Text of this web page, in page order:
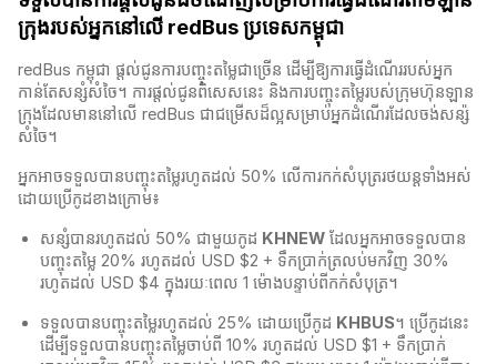
ក្រុងរបស់អ្នកនៅលើ redBus ប្រទេសកម្ពុជា
redBus កម្ពុជា​ ផ្តល់ជូនការបញ្ចុះតម្លៃជាច្រើន ដើម្បីឱ្យការធ្វើដំណើររបស់អ្នក
កាន់តែសន្សំសំចៃ។ ការផ្តល់ជូនពិសេសនេះ និងការបញ្ចុះតម្លៃរបស់ក្រុមហ៊ុនឡាន
ក្រុងដែលមាននៅលើ redBus​ ជាជម្រើសដ៏ល្អសម្រាប់អ្នកដំណើរដែលចង់សន្ស៉
សំចៃ។
អ្នកអាចទទួលបានបញ្ចុះតម្លៃរហូតដល់ 50% លើការកក់សំបុត្ររថយន្តទាំងអស់
ដោយប្រើកូដខាងក្រោម៖
សន្សំបានរហូតដល់ 50% ជាមួយកូដ KHNEW ដែលអ្នកអាចទទួលបាន
បញ្ចុះតម្លៃ 20% រហូតដល់ USD $2 + ទឹកប្រាក់ត្រលប់មកវិញ 30%
រហូតដល់ USD $4 ក្នុងរយៈពេល 1 ម៉ោងបន្ទាប់ពីកក់សំបុត្រ។
ទទួលបានបញ្ចុះតម្លៃរហូតដល់ 25% ដោយប្រើកូដ KHBUS។ ប្រើកូដនេះ
ដើម្បីទទួលបានបញ្ចុះតម្លៃចាប់ពី 10% រហូតដល់ USD $1 + ទឹកប្រាក់